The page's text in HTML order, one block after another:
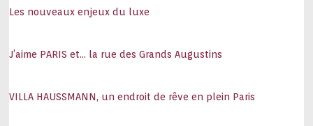
Les nouveaux enjeux du luxe
J’aime PARIS et… la rue des Grands Augustins
VILLA HAUSSMANN, un endroit de rêve en plein Paris